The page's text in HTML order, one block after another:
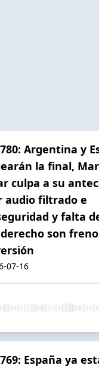
780: Argentina y
la final,
culpa a su
audio filtrado e
y falta
son
07-16
769: España ya